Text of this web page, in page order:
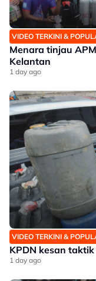
VIDEO TERKINI &
Menara tinjau
Kelantan
1 day ago
VIDEO TERKINI &
KPDN kesan
1 day ago